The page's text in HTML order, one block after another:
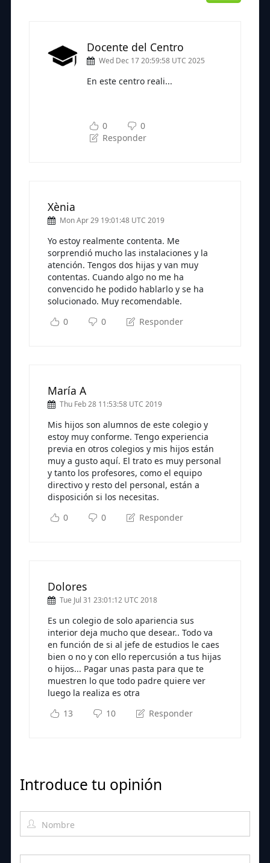
Docente del Centro
Wed Dec 17 20:59:58 UTC 2025
En este centro reali...
0
0
Responder
Xènia
Mon Apr 29 19:01:48 UTC 2019
Yo estoy realmente contenta. Me
sorprendió mucho las instalaciones y la
atención. Tengos dos hijas y van muy
contentas. Cuando algo no me ha
convencido he podido hablarlo y se ha
solucionado. Muy recomendable.
0
0 Responder
María A
Thu Feb 28 11:53:58 UTC 2019
Mis hijos son alumnos de este colegio y
estoy muy conforme. Tengo experiencia
previa en otros colegios y mis hijos están
muy a gusto aquí. El trato es muy personal
y tanto los profesores, como el equipo
directivo y resto del personal, están a
disposición si los necesitas.
0
0 Responder
Dolores
Tue Jul 31 23:01:12 UTC 2018
Es un colegio de solo apariencia sus
interior deja mucho que desear.. Todo va
en función de si al jefe de estudios le caes
bien o no y con ello repercusión a tus hijas
o hijos... Pagar unas pasta para que te
muestren lo que todo padre quiere ver
luego la realiza es otra
13
10 Responder
Introduce tu opinión